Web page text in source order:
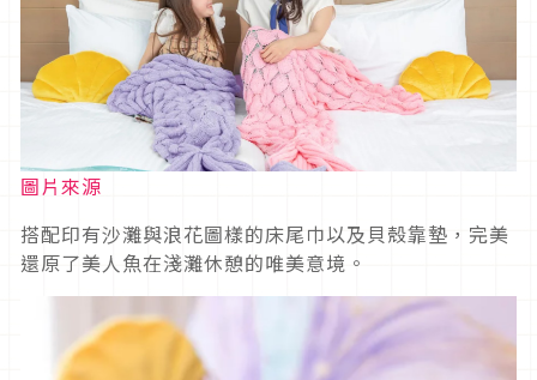
圖片來源
搭配印有沙灘與浪花圖樣的床尾巾以及貝殼靠墊，完美
還原了美人魚在淺灘休憩的唯美意境。